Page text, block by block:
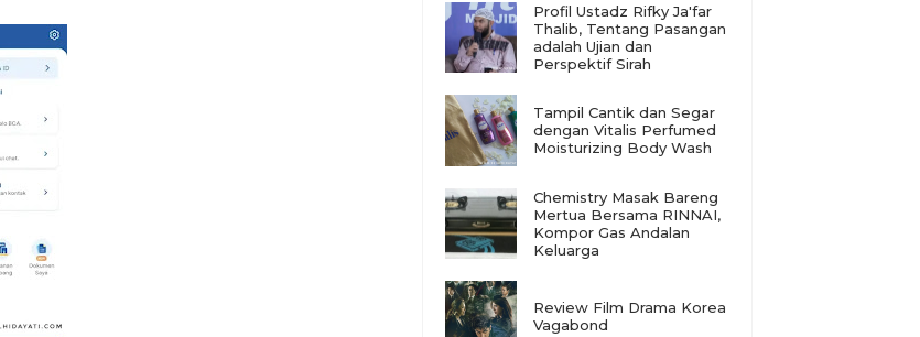
Profil Ustadz Rifky Ja'far
Thalib, Tentang Pasangan
adalah Ujian dan
Perspektif Sirah
Tampil Cantik dan Segar
dengan Vitalis Perfumed
Moisturizing Body Wash
Chemistry Masak Bareng
Mertua Bersama RINNAI,
Kompor Gas Andalan
Keluarga
Review Film Drama Korea
Vagabond